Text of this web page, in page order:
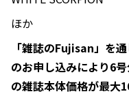
ほか
「雑誌のFujisan」を
のお申し込みにより6
の雑誌本体価格が最大